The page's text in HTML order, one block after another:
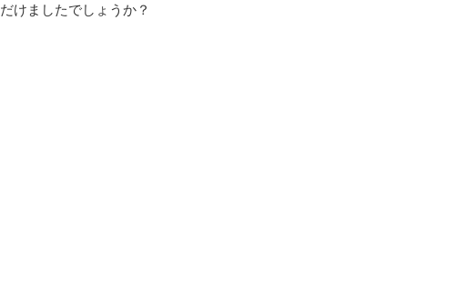
けましたでしょうか？